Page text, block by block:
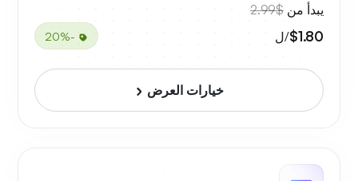
يبدأ من $2.99
$1.80/ل -20%
خيارات العرض